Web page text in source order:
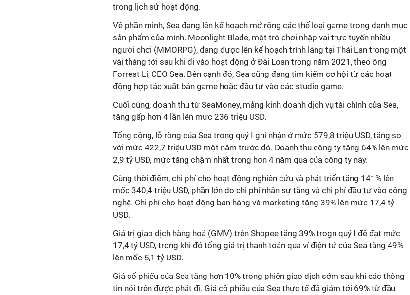
trong lịch sử hoạt động.
Về phần mình, Sea đang lên kế hoạch mở rộng các thể loại game trong danh mục
sản phẩm của mình. Moonlight Blade, một trò chơi nhập vai trực tuyến nhiều
người chơi (MMORPG), đang được lên kế hoạch trình làng tại Thái Lan trong một
vài tháng tới sau khi đi vào hoạt động ở Đài Loan trong năm 2021, theo ông
Forrest Li, CEO Sea. Bên cạnh đó, Sea cũng đang tìm kiếm cơ hội từ các hoạt
động hợp tác xuất bản game hoặc đầu tư vào các studio game.
Cuối cùng, doanh thu từ SeaMoney, mảng kinh doanh dịch vụ tài chính của Sea,
tăng gấp hơn 4 lần lên mức 236 triệu USD.
Tổng cộng, lỗ ròng của Sea trong quý I ghi nhận ở mức 579,8 triệu USD, tăng so
với mức 422,7 triệu USD một năm trước đó. Doanh thu công ty tăng 64% lên mức
2,9 tỷ USD, mức tăng chậm nhất trong hơn 4 năm qua của công ty này.
Cùng thời điểm, chi phí cho hoạt động nghiên cứu và phát triển tăng 141% lên
mốc 340,4 triệu USD, phần lớn do chi phí nhân sự tăng và chi phí đầu tư vào công
nghệ. Chi phí cho hoạt động bán hàng và marketing tăng 39% lên mức 17,4 tỷ
USD.
Giá trị giao dịch hàng hoá (GMV) trên Shopee tăng 39% trogn quý I để đạt mức
17,4 tỷ USD, trong khi đó tổng giá trị thanh toán qua ví điện tử của Sea tăng 49%
lên mốc 5,1 tỷ USD.
Giá cổ phiếu của Sea tăng hơn 10% trong phiên giao dịch sớm sau khi các thông
tin nói trên được phát đi. Giá cổ phiếu của Sea thực tế đã giảm tới 69% từ đầu